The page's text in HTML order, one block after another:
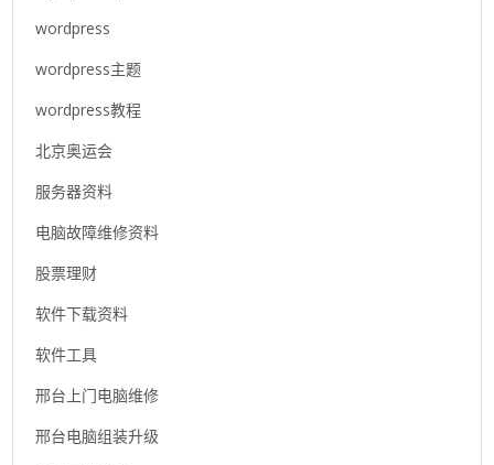
wordpress
wordpress主题
wordpress教程
北京奥运会
服务器资料
电脑故障维修资料
股票理财
软件下载资料
软件工具
邢台上门电脑维修
邢台电脑组装升级